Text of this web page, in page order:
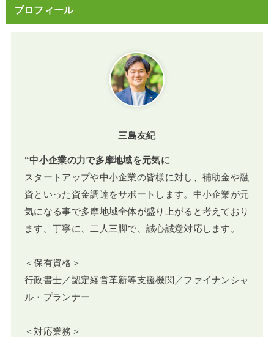
プロフィール
三島友紀
“中小企業の力で多摩地域を元気に
スタートアップや中小企業の皆様に対し、補助金や融
資といった資金調達をサポートします。中小企業が元
気になる事で多摩地域全体が盛り上がると考えており
ます。丁寧に、二人三脚で、誠心誠意対応します。
＜保有資格＞
行政書士／認定経営革新等支援機関／ファイナンシャ
ル・プランナー
＜対応業務＞